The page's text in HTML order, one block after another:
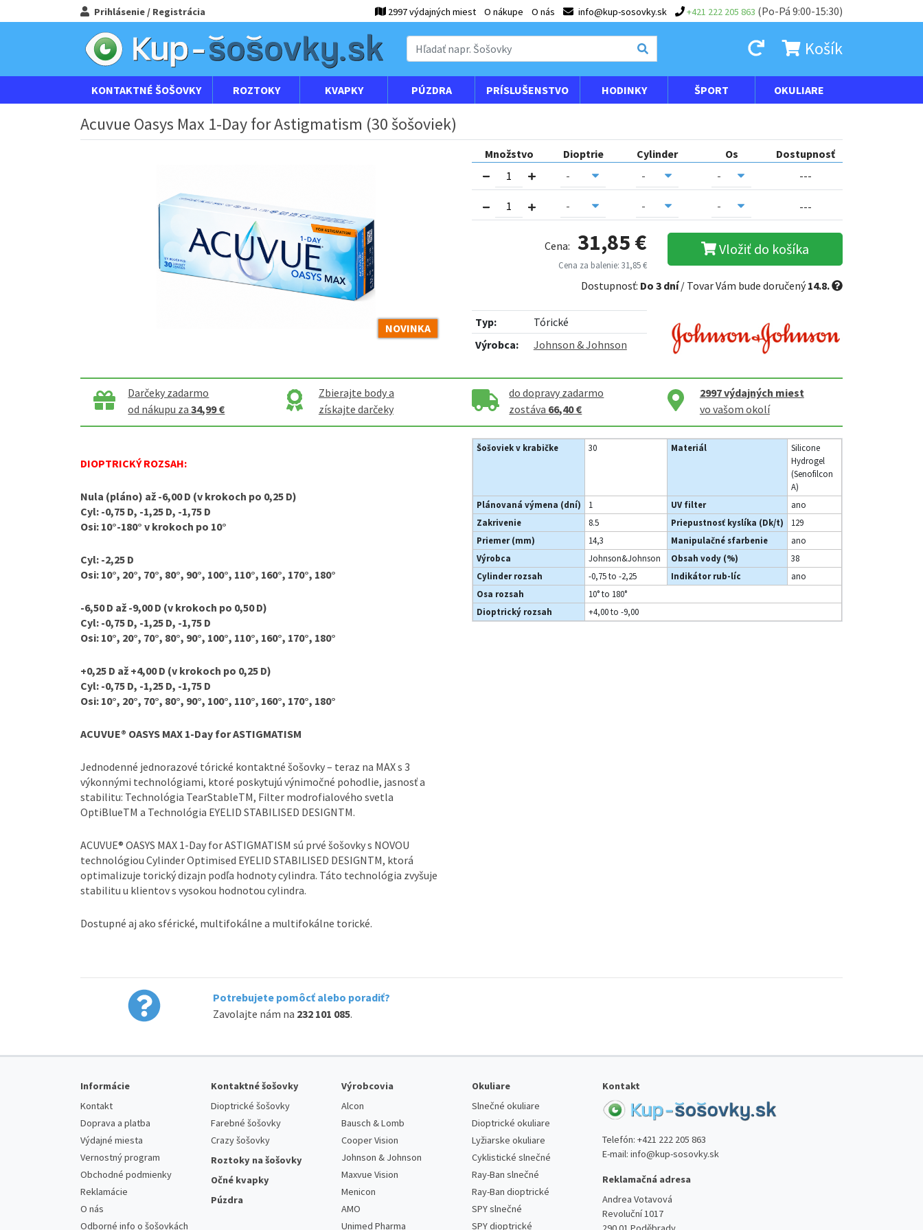
Prihlásenie / Registrácia 2997 výdajných miest O nákupe O nás info@kup-sosovky.sk +421 222 205 863 (Po-Pá 9:00-15:30)
Košík
KONTAKTNÉ ŠOŠOVKY ROZTOKY KVAPKY PÚZDRA PRÍSLUŠENSTVO HODINKY ŠPORT OKULIARE
Acuvue Oasys Max 1-Day for Astigmatism (30 šošoviek)
NOVINKA
Množstvo Dioptrie Cylinder Os
Dostupnosť
---
---
Cena: 31,85 €
Cena za balenie: 31,85 €
Vložiť do košíka
Dostupnosť: Do 3 dní/ Tovar Vám bude doručený14.8.
Typ:
Tórické
Výrobca:
Johnson & Johnson
Darčeky zadarmo
od nákupu za34,99 €
Zbierajte body a
získajte darčeky
do dopravy zadarmo
zostáva 66,40 €
2997výdajných miest
vo vašom okolí
DIOPTRICKÝ ROZSAH:
Nula (pláno) až -6,00 D (v krokoch po 0,25 D)
Cyl: -0,75 D, -1,25 D, -1,75 D
Osi: 10°-180° v krokoch po 10°
Cyl: -2,25 D
Osi: 10°, 20°, 70°, 80°, 90°, 100°, 110°, 160°, 170°, 180°
-6,50 D až -9,00 D (v krokoch po 0,50 D)
Cyl: -0,75 D, -1,25 D, -1,75 D
Osi: 10°, 20°, 70°, 80°, 90°, 100°, 110°, 160°, 170°, 180°
+0,25 D až +4,00 D (v krokoch po 0,25 D)
Cyl: -0,75 D, -1,25 D, -1,75 D
Osi: 10°, 20°, 70°, 80°, 90°, 100°, 110°, 160°, 170°, 180°
ACUVUE® OASYS MAX 1-Day for ASTIGMATISM
Jednodenné jednorazové tórické kontaktné šošovky – teraz na MAX s 3
výkonnými technológiami, ktoré poskytujú výnimočné pohodlie, jasnosť a
stabilitu: Technológia TearStableTM, Filter modrofialového svetla
OptiBlueTM a Technológia EYELID STABILISED DESIGNTM.
ACUVUE® OASYS MAX 1-Day for ASTIGMATISM sú prvé šošovky s NOVOU
technológiou Cylinder Optimised EYELID STABILISED DESIGNTM, ktorá
optimalizuje torický dizajn podľa hodnoty cylindra. Táto technológia zvyšuje
stabilitu u klientov s vysokou hodnotou cylindra.
Dostupné aj ako sférické, multifokálne a multifokálne torické.
Šošoviek v krabičke 30 Materiál
Silicone
Hydrogel
(Senofilcon
A)
Plánovaná výmena (dní)
1 UV filter
ano
Zakrivenie
8.5 Priepustnosť kyslíka (Dk/t)
129
Priemer (mm)
14,3 Manipulačné sfarbenie
ano
Výrobca
Johnson&Johnson Obsah vody (%)
38
Cylinder rozsah
-0,75 to -2,25 Indikátor rub-líc
ano
Osa rozsah
10° to 180°
Dioptrický rozsah
+4,00 to -9,00
Potrebujete pomôcť alebo poradiť?
Zavolajte nám na 232 101 085.
Informácie
Kontakt
Doprava a platba
Výdajné miesta
Vernostný program
Obchodné podmienky
Reklamácie
O nás
Odborné info o šošovkách
Kontaktné šošovky
Dioptrické šošovky
Farebné šošovky
Crazy šošovky
Roztoky na šošovky
Očné kvapky
Púzdra
Výrobcovia
Alcon
Bausch & Lomb
Cooper Vision
Johnson & Johnson
Maxvue Vision
Menicon
AMO
Unimed Pharma
Okuliare
Slnečné okuliare
Dioptrické okuliare
Lyžiarske okuliare
Cyklistické slnečné
Ray-Ban slnečné
Ray-Ban dioptrické
SPY slnečné
SPY dioptrické
Kontakt
Telefón: +421 222 205 863
E-mail: info@kup-sosovky.sk
Reklamačná adresa
Andrea Votavová
Revoluční 1017